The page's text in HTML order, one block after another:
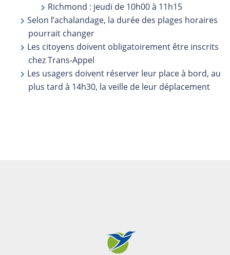
Richmond : jeudi de 10h00 à 11h15
Selon l’achalandage, la durée des plages horaires
pourrait changer
Les citoyens doivent obligatoirement être inscrits
chez Trans-Appel
Les usagers doivent réserver leur place à bord, au
plus tard à 14h30, la veille de leur déplacement